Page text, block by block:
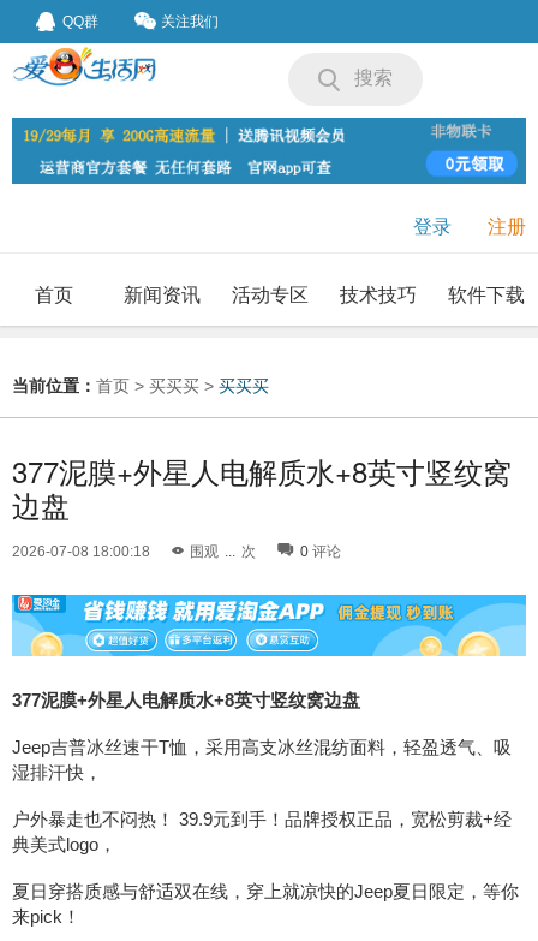
QQ群 关注我们
搜索
登录 注册
首页 新闻资讯 活动专区 技术技巧 软件下载
当前位置： 首页 > 买买买 > 买买买
377泥膜+外星人电解质水+8英寸竖纹窝
边盘
2026-07-08 18:00:18 围观 ... 次 0 评论
377泥膜+外星人电解质水+8英寸竖纹窝边盘
Jeep吉普冰丝速干T恤，采用高支冰丝混纺面料，轻盈透气、吸
湿排汗快，
户外暴走也不闷热！ 39.9元到手！品牌授权正品，宽松剪裁+经
典美式logo，
夏日穿搭质感与舒适双在线，穿上就凉快的Jeep夏日限定，等你
来pick！